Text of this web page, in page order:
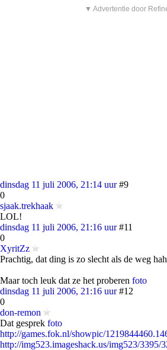
▼ Advertentie door
dinsdag 11 juli 2006, 21:14 uur #9
0
sjaak.trekhaak
LOL!
dinsdag 11 juli 2006, 21:16 uur #11
0
XyritZz
Prachtig, dat ding is zo slecht als de weg
Maar toch leuk dat ze het proberen foto
dinsdag 11 juli 2006, 21:16 uur #12
0
don-remon
Dat gesprek foto
http://games.fok.nl/showpic/
http://img523.imageshack.us/img523/3395/